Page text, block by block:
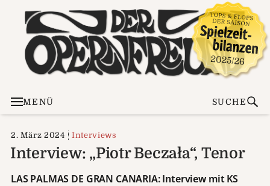
MENÜ SUCHE
2. März 2024 Interviews
Interview: „Piotr Beczała“, Tenor
LAS PALMAS DE GRAN CANARIA: Interview mit KS